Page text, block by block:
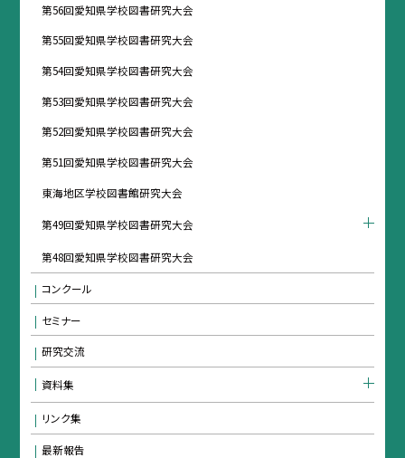
第56回愛知県学校図書研究大会
第55回愛知県学校図書研究大会
第54回愛知県学校図書研究大会
第53回愛知県学校図書研究大会
第52回愛知県学校図書研究大会
第51回愛知県学校図書研究大会
東海地区学校図書館研究大会
第49回愛知県学校図書研究大会
第48回愛知県学校図書研究大会
コンクール
セミナー
研究交流
資料集
リンク集
最新報告